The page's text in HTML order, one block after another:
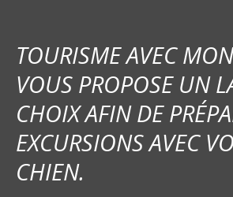
TOURISME AVEC
VOUS PROPOSE UN
CHOIX AFIN DE
EXCURSIONS AVEC
CHIEN.